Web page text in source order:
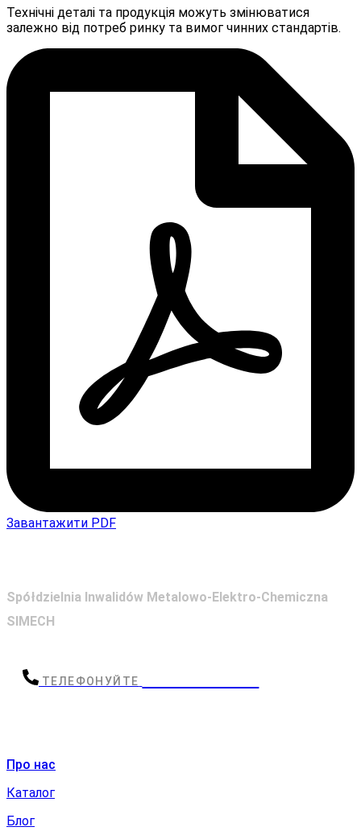
Технічні деталі та продукція можуть змінюватися
залежно від потреб ринку та вимог чинних стандартів.
Завантажити PDF
Spółdzielnia Inwalidów Metalowo-Elektro-Chemiczna
SIMECH
ТЕЛЕФОНУЙТЕ
Про нас
Каталог
Блог